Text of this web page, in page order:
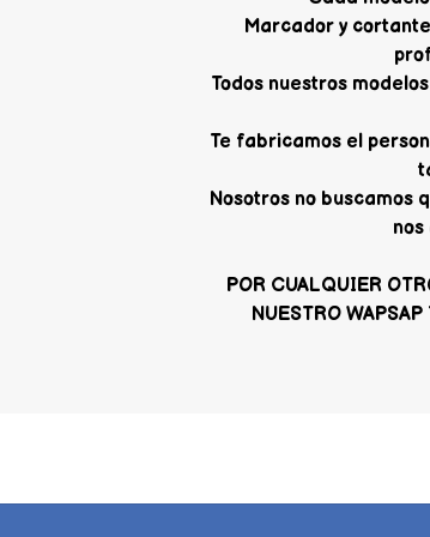
Marcador y
Todos nuestros
Te fabricamos el
Nosotros no buscamos
POR CUALQUIER
NUESTRO